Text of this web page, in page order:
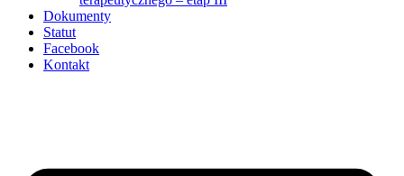
Dokumenty
Statut
Facebook
Kontakt